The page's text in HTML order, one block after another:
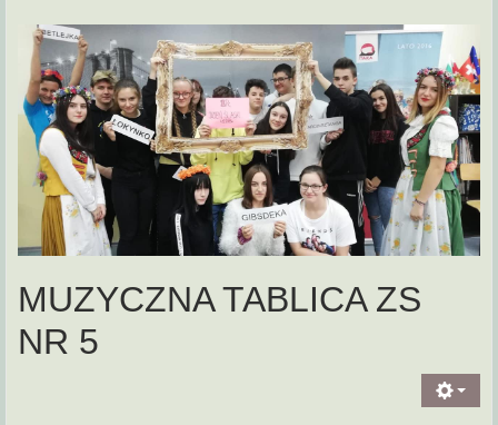
MUZYCZNA TABLICA ZS
NR 5